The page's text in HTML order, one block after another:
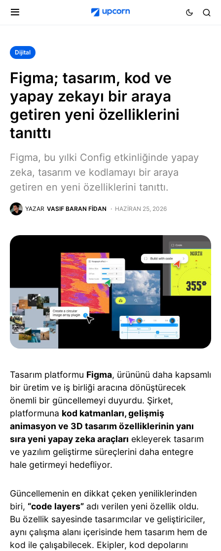
Dijital
Figma; tasarım, kod ve
yapay zekayı bir araya
getiren yeni özelliklerini
tanıttı
Figma, bu yılki Config etkinliğinde yapay
zeka, tasarım ve kodlamayı bir araya
getiren en yeni özelliklerini tanıttı.
YAZAR VASIF BARAN FIDAN HAZIRAN 25, 2026
Tasarım platformu Figma, ürününü daha kapsamlı
bir üretim ve iş birliği aracına dönüştürecek
önemli bir güncellemeyi duyurdu. Şirket,
platformuna kod katmanları, gelişmiş
animasyon ve 3D tasarım özelliklerinin yanı
sıra yeni yapay zeka araçları ekleyerek tasarım
ve yazılım geliştirme süreçlerini daha entegre
hale getirmeyi hedefliyor.
Güncellemenin en dikkat çeken yeniliklerinden
biri, “code layers” adı verilen yeni özellik oldu.
Bu özellik sayesinde tasarımcılar ve geliştiriciler,
aynı çalışma alanı içerisinde hem tasarım hem de
kod ile çalışabilecek. Ekipler, kod depolarını